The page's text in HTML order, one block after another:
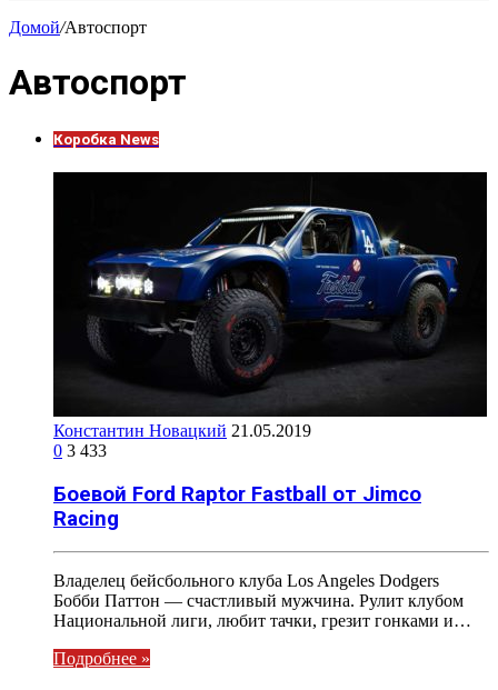
Домой/Автоспорт
Автоспорт
Коробка News
Константин Новацкий 21.05.2019
0 3 433
Боевой Ford Raptor Fastball от Jimco
Racing
Владелец бейсбольного клуба Los Angeles Dodgers
Бобби Паттон — счастливый мужчина. Рулит клубом
Национальной лиги, любит тачки, грезит гонками и…
Подробнее »